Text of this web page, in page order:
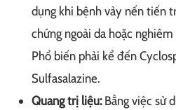
dụng khi bệnh vảy nến tiến
chứng ngoài da hoặc
Phổ biến phải kể đến
Sulfasalazine.
Quang trị liệu:Bằng việc sử